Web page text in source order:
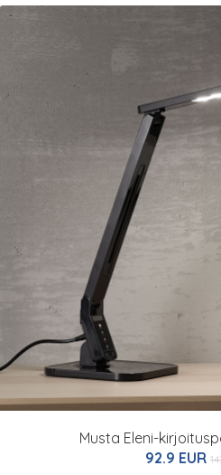
Musta Eleni-
92.9 EUR